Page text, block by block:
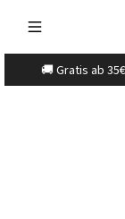
🚚 Gratis ab